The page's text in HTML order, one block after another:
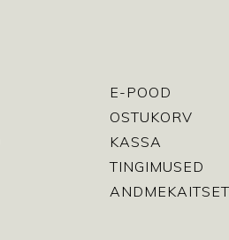
E-POOD
OSTUKORV
KASSA
TINGIMUSED